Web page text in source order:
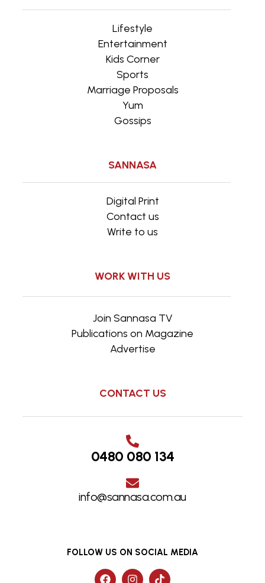
Lifestyle
Entertainment
Kids Corner
Sports
Marriage Proposals
Yum
Gossips
SANNASA
Digital Print
Contact us
Write to us
WORK WITH US
Join Sannasa TV
Publications on Magazine
Advertise
CONTACT US
0480 080 134
info@sannasa.com.au
FOLLOW US ON SOCIAL MEDIA